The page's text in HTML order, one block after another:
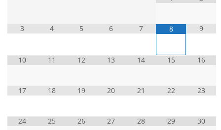
3 4 5 6 7 8 9
10 11 12 13 14 15 16
17 18 19 20 21 22 23
24 25 26 27 28 29 30